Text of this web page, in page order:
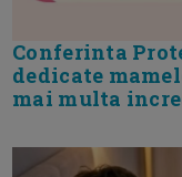
Conferinta
dedicate
mai multa